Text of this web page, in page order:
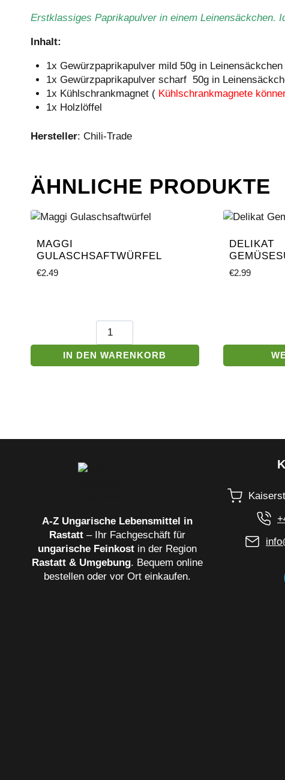
Erstklassiges Paprikapulver in einem Leinensäckchen.
Inhalt:
1x Gewürzpaprikapulver mild 50g in Leinensäckchen
1x Gewürzpaprikapulver scharf 50g in
1x Kühlschrankmagnet ( Kühlschrankmagnete
1x Holzlöffel
Hersteller: Chili-Trade
ÄHNLICHE PRODUKTE
MAGGI
GULASCHSAFTWÜRFEL
€2.49
Maggi
Gulaschsaftwürfel
Menge
IN DEN WARENKORB
DELIKAT
€2.99
A‑Z Ungarische Lebensmittel in
Rastatt– Ihr Fachgeschäft für
ungarische Feinkostin der Region
Rastatt & Umgebung. Bequem online
bestellen oder vor Ort einkaufen.